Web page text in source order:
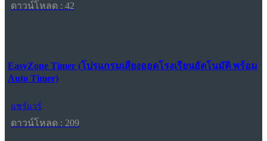
ดาวน์โหลด : 42
EasyZone Timer (โปรแกรมเสียงออดโรงเรียนอัตโนมัติ พร้อม
Auto Timer)
แชร์แวร์
ดาวน์โหลด : 209